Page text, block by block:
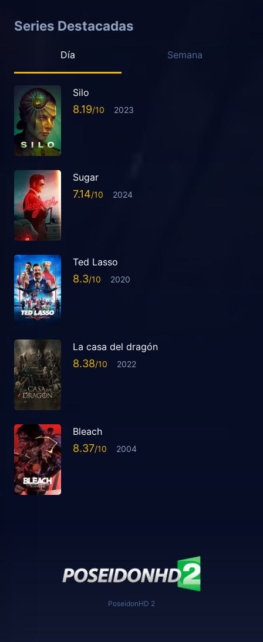
Series Destacadas
Día Semana
Silo
8.19 2023
Sugar
7.14 2024
Ted Lasso
8.3 2020
La casa del dragón
8.38 2022
Bleach
8.37 2004
PoseidonHD 2